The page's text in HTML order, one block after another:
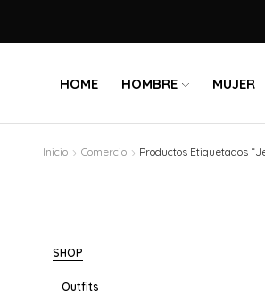
HOME HOMBRE MUJER
Inicio Comercio Productos Etiquetados
SHOP
Outfits